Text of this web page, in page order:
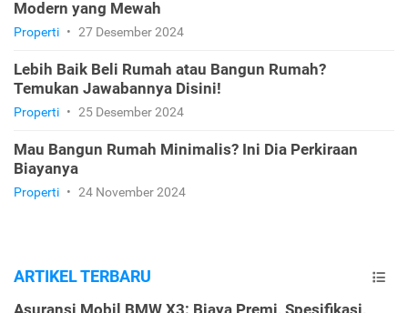
Modern yang Mewah
Properti • 27 Desember 2024
Lebih Baik Beli Rumah atau Bangun Rumah?
Temukan Jawabannya Disini!
Properti • 25 Desember 2024
Mau Bangun Rumah Minimalis? Ini Dia Perkiraan
Biayanya
Properti • 24 November 2024
ARTIKEL TERBARU
Asuransi Mobil BMW X3: Biaya Premi, Spesifikasi,